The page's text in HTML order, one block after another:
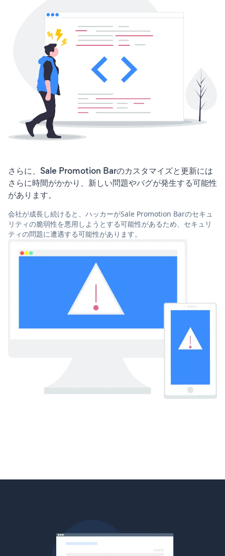
さらに、Sale Promotion Barのカスタマイズと更新には
さらに時間がかかり、新しい問題やバグが発生する可能性
があります。
会社が成長し続けると、ハッカーがSale Promotion Barのセキュ
リティの脆弱性を悪用しようとする可能性があるため、セキュリ
ティの問題に遭遇する可能性があります。